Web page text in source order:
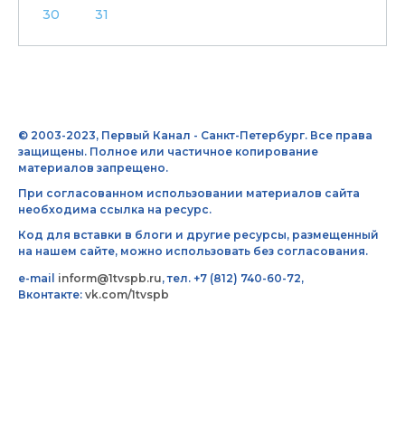
30
31
© 2003-2023, Первый Канал - Санкт-Петербург. Все права
защищены. Полное или частичное копирование
материалов запрещено.
При согласованном использовании материалов сайта
необходима ссылка на ресурс.
Код для вставки в блоги и другие ресурсы, размещенный
на нашем сайте, можно использовать без согласования.
e-mail inform@1tvspb.ru, тел. +7 (812) 740-60-72,
Вконтакте: vk.com/1tvspb